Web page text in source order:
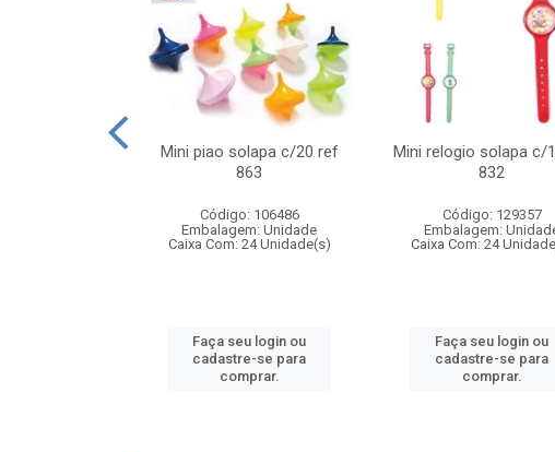
Mini piao solapa c/20 ref
863
Código: 106486
Embalagem: Unidade
Caixa Com: 24 Unidade(s)
Faça seu login ou
cadastre-se para
comprar.
Mini relogio solapa c/
832
Código: 129357
Embalagem:
Caixa Com: 24
Faça seu login ou
cadastre-se para
comprar.